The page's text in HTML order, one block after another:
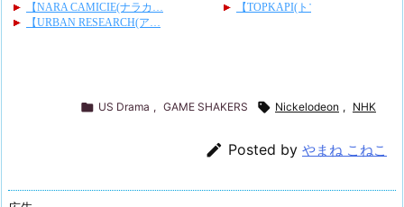
 US Drama , GAME SHAKERS  Nickelodeon , NHK
 Posted by やまね こねこ